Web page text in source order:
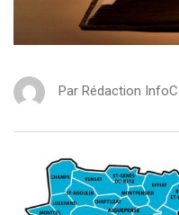
Par Rédaction